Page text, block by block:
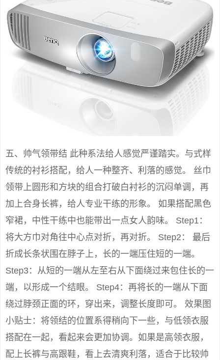
五、帅气领带结 此种系法给人感觉严谨踏实。与式样
传统的衬衫搭配，给人一种整齐、利落的感觉。 丝巾
领带上圆形和方块的组合打破白衬衫的沉闷单调，再
加上合身长裤，给人专业干练的形象。 如果搭配黑色
窄裙，中性干练中也能带出一点女人韵味。 Step1：
将大方巾对角往中心点对折，再对折。 Step2： 最后
折成长条状围在脖子上，长的一端压住短的一端。
Step3：从短的一端从左至右从下面绕过来包住长的一
端，以形成一个结眼。 Step4：再将长的一端从下面
绕过脖颈正面的环，穿出来，调整长度即可。 效果图
小贴士：将领结的位置系得稍向下一些，与低领衣服
搭配在一起，看起来会更加协调。如果是高领衣服，
配上长裤与高跟鞋，看上去清爽利落，适合于比较帅